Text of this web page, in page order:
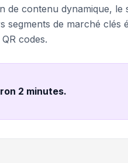
de contenu dynamique,
segments de marché clés
codes.
2 minutes.